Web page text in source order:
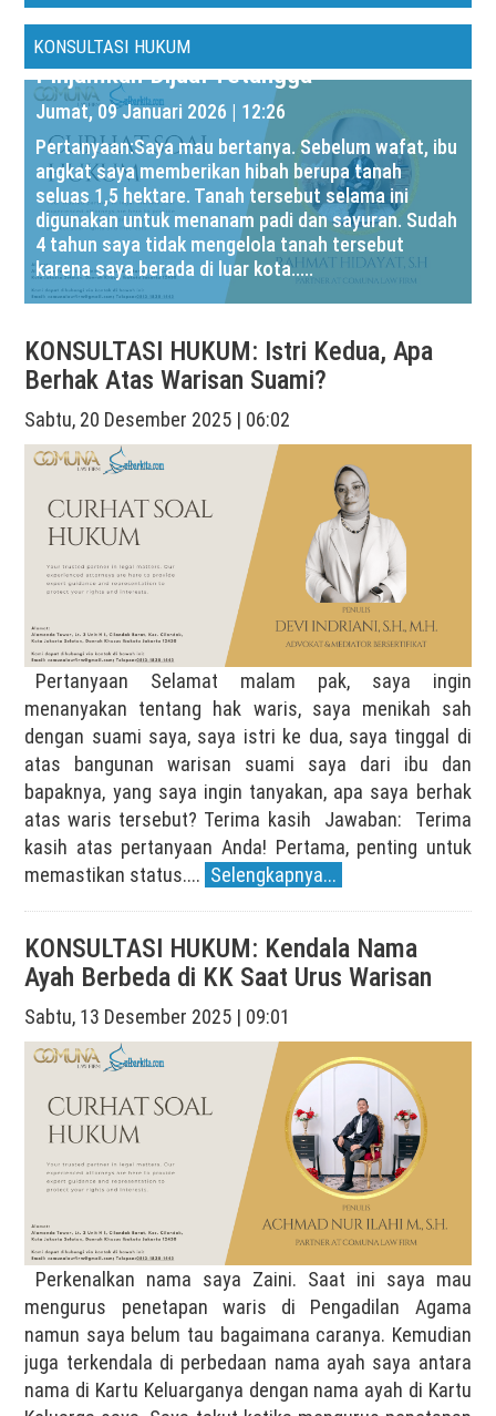
KONSULTASI HUKUM
KONSULTASI HUKUM: Tanah yang Saya
Pinjamkan Dijual Tetangga
Jumat, 09 Januari 2026 | 12:26
Pertanyaan:Saya mau bertanya. Sebelum wafat, ibu
angkat saya memberikan hibah berupa tanah
seluas 1,5 hektare. Tanah tersebut selama ini
digunakan untuk menanam padi dan sayuran. Sudah
4 tahun saya tidak mengelola tanah tersebut
karena saya berada di luar kota.....
KONSULTASI HUKUM: Istri Kedua, Apa
Berhak Atas Warisan Suami?
Sabtu, 20 Desember 2025 | 06:02
Pertanyaan Selamat malam pak, saya ingin
menanyakan tentang hak waris, saya menikah sah
dengan suami saya, saya istri ke dua, saya tinggal di
atas bangunan warisan suami saya dari ibu dan
bapaknya, yang saya ingin tanyakan, apa saya berhak
atas waris tersebut? Terima kasih Jawaban: Terima
kasih atas pertanyaan Anda! Pertama, penting untuk
memastikan status.... Selengkapnya...
KONSULTASI HUKUM: Kendala Nama
Ayah Berbeda di KK Saat Urus Warisan
Sabtu, 13 Desember 2025 | 09:01
Perkenalkan nama saya Zaini. Saat ini saya mau
mengurus penetapan waris di Pengadilan Agama
namun saya belum tau bagaimana caranya. Kemudian
juga terkendala di perbedaan nama ayah saya antara
nama di Kartu Keluarganya dengan nama ayah di Kartu